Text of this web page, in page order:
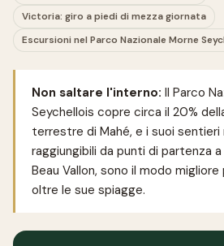
Victoria: giro a piedi di mezza giornata
Escursioni nel Parco Nazionale Morne
Non saltare l'interno: Il Parco
Seychellois copre circa il 20%
terrestre di Mahé, e i suoi sentieri
raggiungibili da punti di partenza a
Beau Vallon, sono il modo migliore
oltre le sue spiagge.